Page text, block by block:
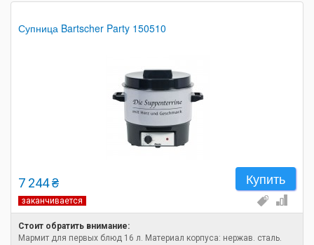
Супница Bartscher Party 150510
7 244 ₴ Купить
заканчивается
Стоит обратить внимание:
Мармит для первых блюд 16 л. Материал корпуса: нержав. сталь.